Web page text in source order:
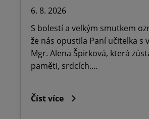
6. 8. 2026
S bolestí a velkým smutkem
že nás opustila Paní učitelka s
Mgr. Alena Špirková, která
paměti, srdcích.…
Číst více